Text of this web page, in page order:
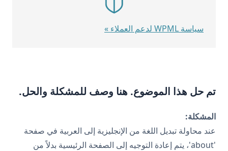
تم حل هذا الموضوع. هنا وصف للمشكلة والحل.
المشكلة:
عند محاولة تبديل اللغة من الإنجليزية إلى العربية في صفحة
'about'، يتم إعادة التوجيه إلى الصفحة الرئيسية بدلاً من
سياسة WPML لدعم العملاء »